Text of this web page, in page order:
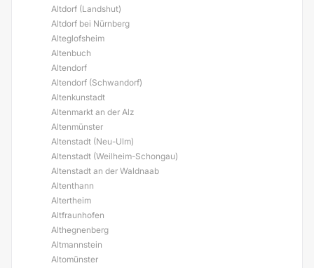
Altdorf (Landshut)
Altdorf bei Nürnberg
Alteglofsheim
Altenbuch
Altendorf
Altendorf (Schwandorf)
Altenkunstadt
Altenmarkt an der Alz
Altenmünster
Altenstadt (Neu-Ulm)
Altenstadt (Weilheim-Schongau)
Altenstadt an der Waldnaab
Altenthann
Altertheim
Altfraunhofen
Althegnenberg
Altmannstein
Altomünster